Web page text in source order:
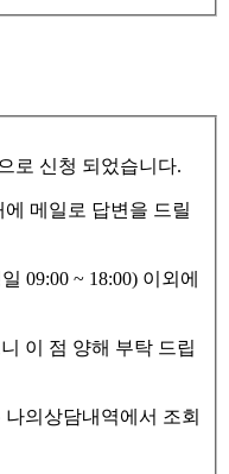
로 신청 되었습니다.
메일로 답변을 드릴
09:00 ~ 18:00) 이외에
이 점 양해 부탁 드립
의상담내역에서 조회